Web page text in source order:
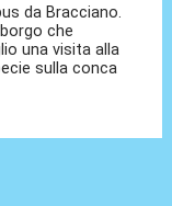
da Bracciano.
che
una visita alla
sulla conca